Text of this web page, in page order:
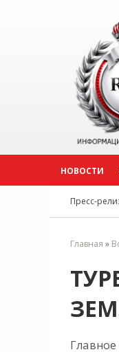
НОВОСТИ
Пресс-
Главная »